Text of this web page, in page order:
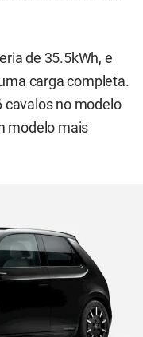
de 35.5kWh, e
carga completa.
cavalos no modelo
modelo mais